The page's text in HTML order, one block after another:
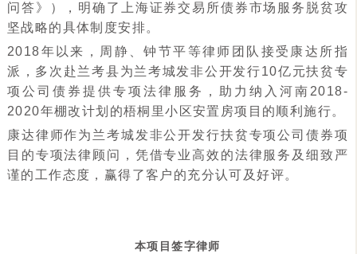
问答》），明确了上海证券交易所债券市场服务脱贫攻
坚战略的具体制度安排。
2018年以来，周静、钟节平等律师团队接受康达所指
派，多次赴兰考县为兰考城发非公开发行10亿元扶贫专
项公司债券提供专项法律服务，助力纳入河南 2018-
2020年棚改计划的梧桐里小区安置房项目的顺利施行。
康达律师作为兰考城发非公开发行扶贫专项公司债券项
目的专项法律顾问，凭借专业高效的法律服务及细致严
谨的工作态度，赢得了客户的充分认可及好评。
本项目签字律师